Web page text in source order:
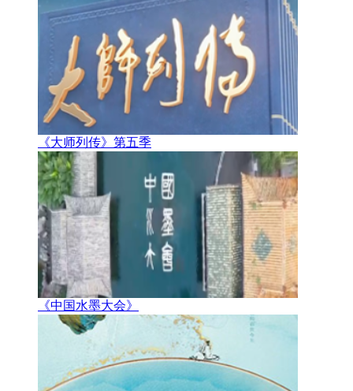
《大师列传》第五季
《中国水墨大会》